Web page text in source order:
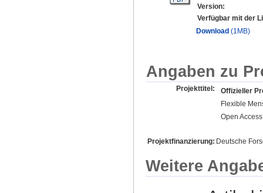
Version:
Verfügbar mit der
Download (1MB)
Angaben zu
Projekttitel:
Offizieller
Flexible
Open
Projektfinanzierung: Deutsche
Weitere